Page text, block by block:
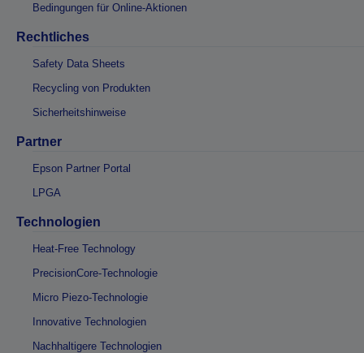
Bedingungen für Online-Aktionen
Rechtliches
Safety Data Sheets
Recycling von Produkten
Sicherheitshinweise
Partner
Epson Partner Portal
LPGA
Technologien
Heat-Free Technology
PrecisionCore-Technologie
Micro Piezo-Technologie
Innovative Technologien
Nachhaltigere Technologien